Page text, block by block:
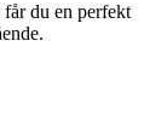
du en perfekt